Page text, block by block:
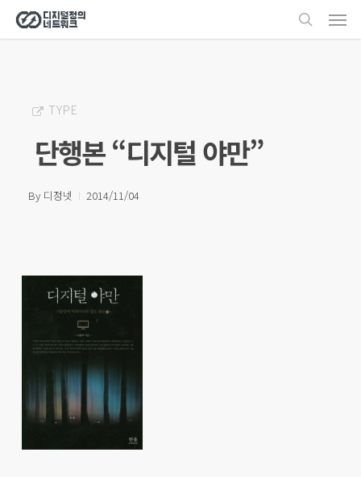
Skip
to
search
TYPE
단행본 “디지털 야만”
By 디정넷 2014/11/04